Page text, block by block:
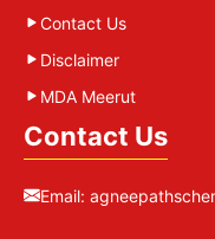
Contact Us
Disclaimer
MDA Meerut
Contact Us
Email: